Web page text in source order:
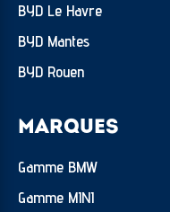
BYD Le Havre
BYD Mantes
BYD Rouen
MARQUES
Gamme BMW
Gamme MINI